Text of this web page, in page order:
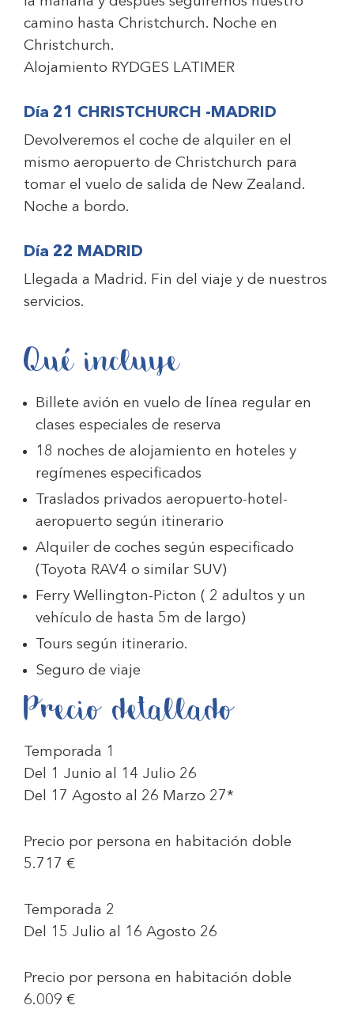
camino hasta Christchurch. Noche en
Christchurch.
Alojamiento RYDGES LATIMER
Día 21 CHRISTCHURCH -MADRID
Devolveremos el coche de alquiler en el
mismo aeropuerto de Christchurch para
tomar el vuelo de salida de New Zealand.
Noche a bordo.
Día 22 MADRID
Llegada a Madrid. Fin del viaje y de nuestros
servicios.
Qué incluye
Billete avión en vuelo de línea regular en
clases especiales de reserva
18 noches de alojamiento en hoteles y
regímenes especificados
Traslados privados aeropuerto-hotel-
aeropuerto según itinerario
Alquiler de coches según especificado
(Toyota RAV4 o similar SUV)
Ferry Wellington-Picton ( 2 adultos y un
vehículo de hasta 5m de largo)
Tours según itinerario.
Seguro de viaje
Precio detallado
Temporada 1
Del 1 Junio al 14 Julio 26
Del 17 Agosto al 26 Marzo 27*
Precio por persona en habitación doble
5.717 €
Temporada 2
Del 15 Julio al 16 Agosto 26
Precio por persona en habitación doble
6.009 €